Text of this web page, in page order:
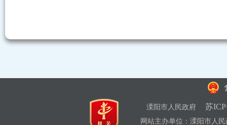
溧阳市人民政府 苏
网站主办单位：溧阳市人